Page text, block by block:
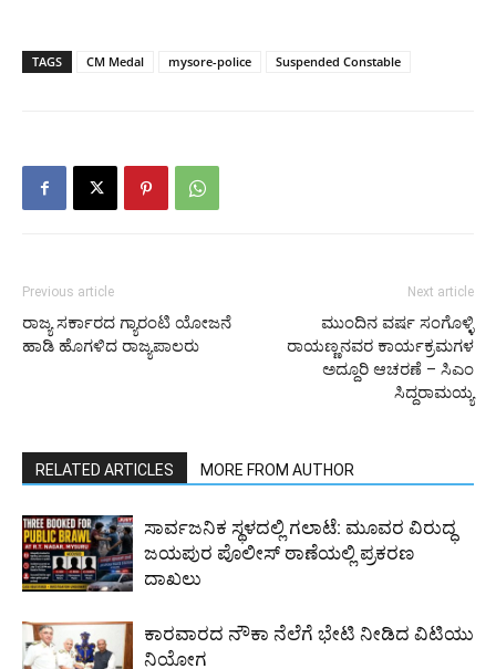
TAGS CM Medal mysore-police Suspended Constable
Previous article
ರಾಜ್ಯ ಸರ್ಕಾರದ ಗ್ಯಾರಂಟಿ ಯೋಜನೆ
ಹಾಡಿ ಹೊಗಳಿದ ರಾಜ್ಯಪಾಲರು
Next article
ಮುಂದಿನ ವರ್ಷ ಸಂಗೊಳ್ಳಿ
ರಾಯಣ್ಣನವರ ಕಾರ್ಯಕ್ರಮಗಳ
ಅದ್ದೂರಿ ಆಚರಣೆ – ಸಿಎಂ
ಸಿದ್ದರಾಮಯ್ಯ
RELATED ARTICLES MORE FROM AUTHOR
ಸಾರ್ವಜನಿಕ ಸ್ಥಳದಲ್ಲಿ ಗಲಾಟೆ: ಮೂವರ ವಿರುದ್ಧ
ಜಯಪುರ ಪೊಲೀಸ್ ಠಾಣೆಯಲ್ಲಿ ಪ್ರಕರಣ
ದಾಖಲು
ಕಾರವಾರದ ನೌಕಾ ನೆಲೆಗೆ ಭೇಟಿ ನೀಡಿದ ವಿಟಿಯು
ನಿಯೋಗ